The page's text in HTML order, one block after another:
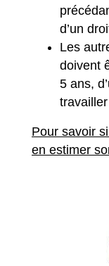
d’un
Les
doivent
5 ans,
travailler
Pour savoir
en estimer